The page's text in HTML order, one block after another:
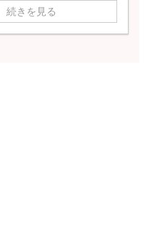
続きを見る